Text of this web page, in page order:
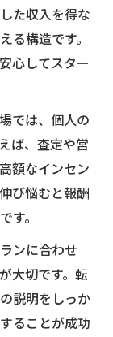
た収入を得な
る構造です。
心してスター
では、個人の
ば、査定や営
額なインセン
び悩むと報酬
す。
ンに合わせ
大切です。転
説明をしっか
ることが成功